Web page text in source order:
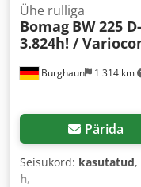
Burghaun 1 314 km
Ühe rulliga
Bomag BW 225
3.824h! /
Pärida
Seisukord: kasutatud,
h,